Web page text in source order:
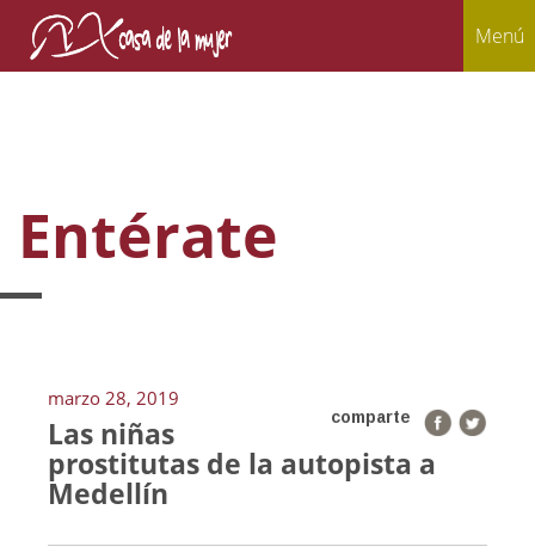
Menú
Entérate
marzo 28, 2019
comparte
Las niñas
prostitutas de la autopista a
Medellín